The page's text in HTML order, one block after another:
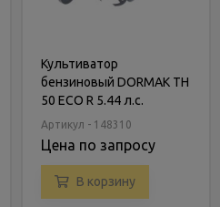
Культиватор
бензиновый DORMAK TH
50 ECO R 5.44 л.с.
Артикул - 148310
Цена по запросу
В корзину